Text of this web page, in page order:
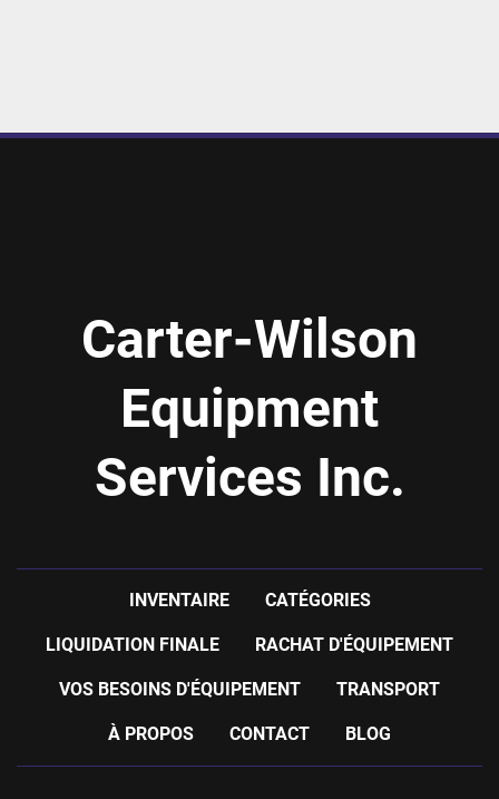
Carter-Wilson
Equipment
Services Inc.
INVENTAIRE CATÉGORIES
LIQUIDATION FINALE RACHAT D'ÉQUIPEMENT
VOS BESOINS D'ÉQUIPEMENT TRANSPORT
À PROPOS CONTACT BLOG